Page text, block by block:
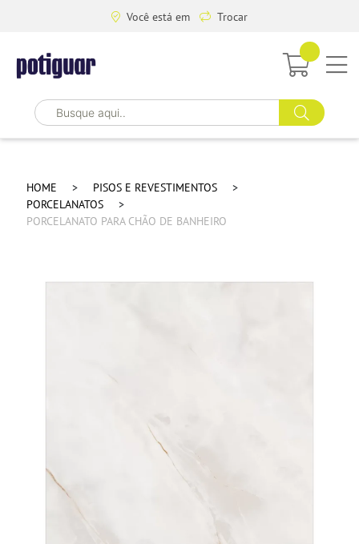
Você está em Trocar
HOME
PISOS E REVESTIMENTOS
PORCELANATOS
PORCELANATO PARA CHÃO DE BANHEIRO